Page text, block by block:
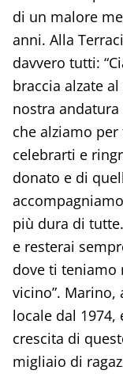
di un malore
anni. Alla
davvero tutti:
braccia alzate
nostra
che alziamo
celebrarti e
donato e di
più dura di
e resterai
dove ti
vicino”.
locale dal 1974,
crescita di
migliaio di